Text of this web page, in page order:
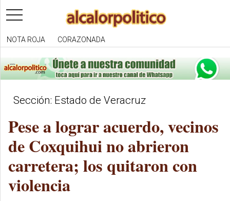
toggle
navigation
NOTA ROJA CORAZONADA
Sección: Estado de Veracruz
Pese a lograr acuerdo, vecinos
de Coxquihui no abrieron
carretera; los quitaron con
violencia